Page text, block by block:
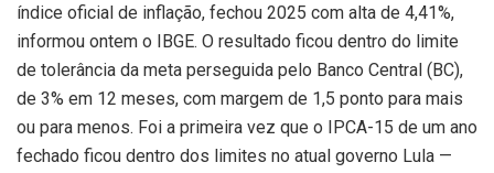
índice oficial de inflação, fechou 2025 com alta de 4,41%,
informou ontem o IBGE. O resultado ficou dentro do limite
de tolerância da meta perseguida pelo Banco Central (BC),
de 3% em 12 meses, com margem de 1,5 ponto para mais
ou para menos. Foi a primeira vez que o IPCA-15 de um ano
fechado ficou dentro dos limites no atual governo Lula —